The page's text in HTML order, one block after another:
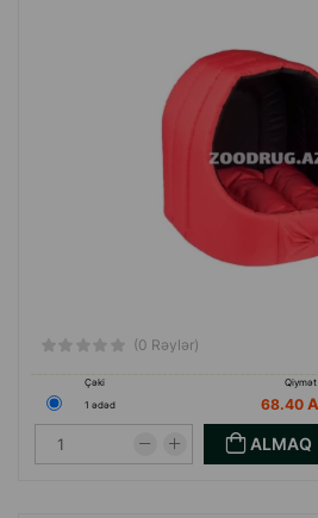
(0 Rəylər)
Çəki Qiymət
1 ədəd
68.40
ALMAQ